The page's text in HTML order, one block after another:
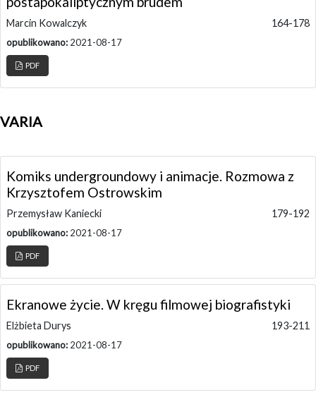
Marcin Kowalczyk 164-178
opublikowano: 2021-08-17
PDF
VARIA
Komiks undergroundowy i animacje. Rozmowa z
Krzysztofem Ostrowskim
Przemysław Kaniecki 179-192
opublikowano: 2021-08-17
PDF
Ekranowe życie. W kręgu filmowej biografistyki
Elżbieta Durys 193-211
opublikowano: 2021-08-17
PDF